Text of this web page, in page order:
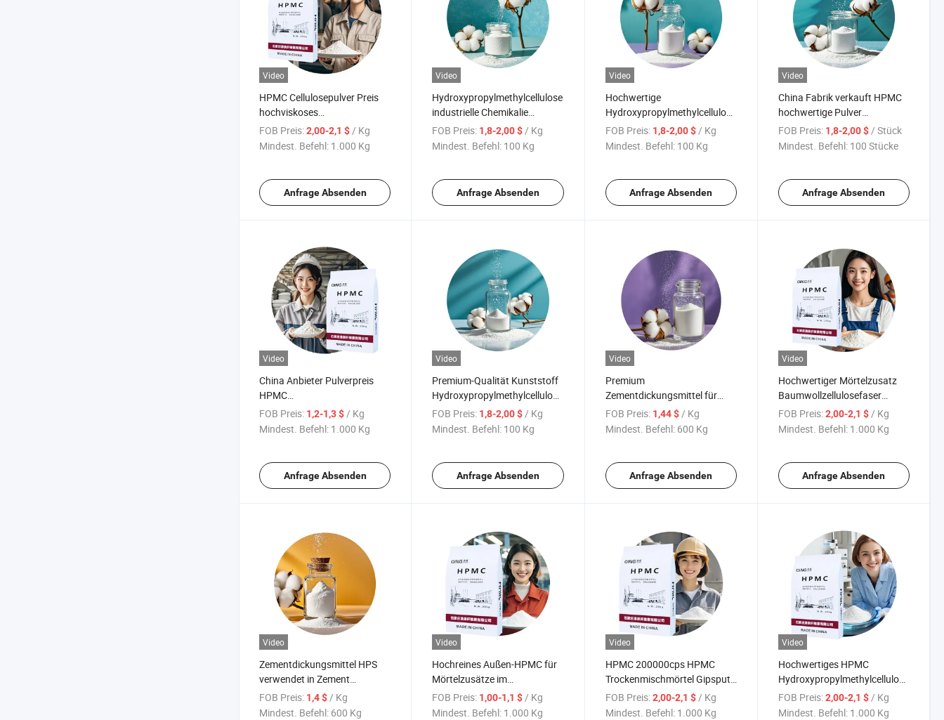
Video
HPMC Cellulosepulver Preis
hochviskoses
Hydroxypropylmethylcellulose
HPMC verwendet im
FOB Preis:2,00-2,1 $/ Kg
Mindest. Befehl: 1.000 Kg
Anfrage Absenden
Video
Hydroxypropylmethylcellulose
industrielle Chemikalie
Bauqualität Celluloseether
HPMC für Gipsputz
FOB Preis: 1,8-2,00 $ / Kg
Mindest. Befehl: 100 Kg
Anfrage Absenden
Video
Hochwertige
Hydroxypropylmethylcellulose
HPMC für Betonzusätze
FOB Preis: 1,8-2,00 $/ Kg
Mindest. Befehl: 100 Kg
Anfrage Absenden
Video
China Fabrik verkauft HPMC
hochwertige Pulver
hochviskose Betonzusätze
FOB Preis: 1,8-2,00 $/ Stück
Mindest. Befehl: 100 Stücke
Anfrage Absenden
Video
China Anbieter Pulverpreis
HPMC
Hydroxypropylmethylcellulose
Zementdickungsmittel HPMC
FOB Preis: 1,2-1,3 $/ Kg
Mindest. Befehl: 1.000 Kg
Anfrage Absenden
Video
Premium-Qualität Kunststoff
Hydroxypropylmethylcellulose
Pulver chemische Qualität
Verdicker
FOB Preis: 1,8-2,00 $/ Kg
Mindest. Befehl: 100 Kg
Anfrage Absenden
Video
Premium
Zementdickungsmittel für
verbesserte Bau-Lösungen
FOB Preis: 1,44 $/ Kg
Mindest. Befehl: 600 Kg
Anfrage Absenden
Video
Hochwertiger Mörtelzusatz
Baumwollzellulosefaser
HPMC
Hydroxypropylmethylcellulose
FOB Preis: 2,00-2,1 $/ Kg
Mindest. Befehl: 1.000 Kg
Anfrage Absenden
Video
Zementdickungsmittel HPS
verwendet in Zement
Hydroxypropylstärkeether
FOB Preis: 1,4 $ / Kg
Mindest. Befehl: 600 Kg
Video
Hochreines Außen-HPMC für
Mörtelzusätze im
Wandisolierungssystem
HPMC
FOB Preis: 1,00-1,1 $ / Kg
Mindest. Befehl: 1.000 Kg
Video
HPMC 200000cps HPMC
Trockenmischmörtel Gipsputz
Hydroxypropylmethylcellulose
Industriebaustaub
FOB Preis: 2,00-2,1 $ / Kg
Mindest. Befehl: 1.000 Kg
Video
Hochwertiges HPMC
Hydroxypropylmethylcellulose-
Etherpulver für Bau-Mörtel
HPMC
FOB Preis: 2,00-2,1 $ / Kg
Mindest. Befehl: 1.000 Kg